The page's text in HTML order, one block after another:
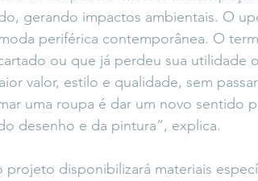
gerando impactos ambientais. O
periférica contemporânea. O
ou que já perdeu sua utilidade
valor, estilo e qualidade, sem
uma roupa é dar um novo sentido
desenho e da pintura”, explica.
projeto disponibilizará materiais